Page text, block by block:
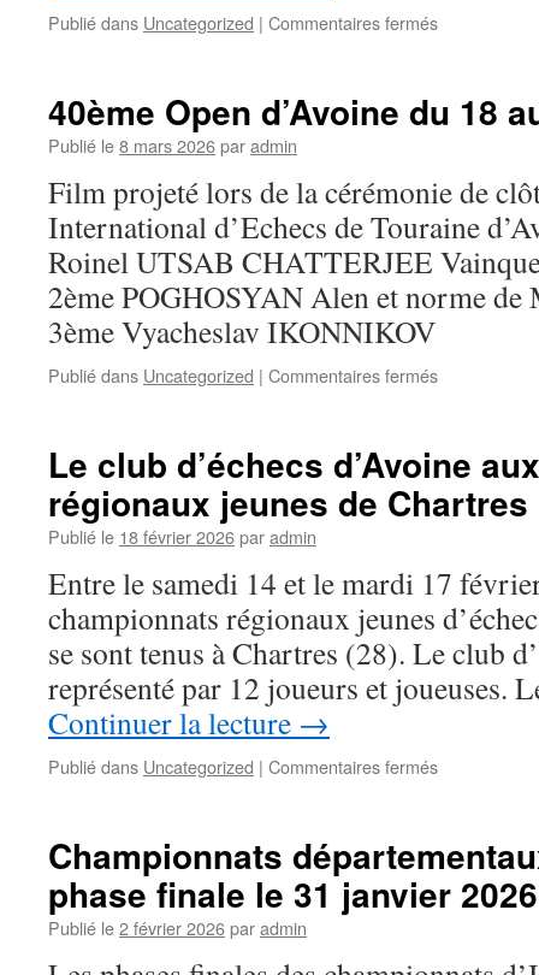
Publié dans Uncategorized | Commentaires ferméssur
–
saison
40ème Open d’Avoine du 18
Publié le8 mars 2026paradmin
Film projeté lors de la cérémonie de
International d’Echecs de Touraine
Roinel UTSAB CHATTERJEE
2ème POGHOSYAN Alen et norme
3ème Vyacheslav IKONNIKOV
Publié dans Uncategorized | Commentaires ferméssur
du
18
au
Le club d’échecs d’Avoine
régionaux jeunes de Chartres
Publié le 18 février 2026paradmin
Entre le samedi 14 et le mardi 17
championnats régionaux jeunes
se sont tenus à Chartres (28). Le club
représenté par 12 joueurs et joueuses.
Continuer la lecture →
Publié dans Uncategorized | Commentaires ferméssur
d’Avoine
aux
Championnats
phase finale le 31 janvier 2026
Publié le2 février 2026paradmin